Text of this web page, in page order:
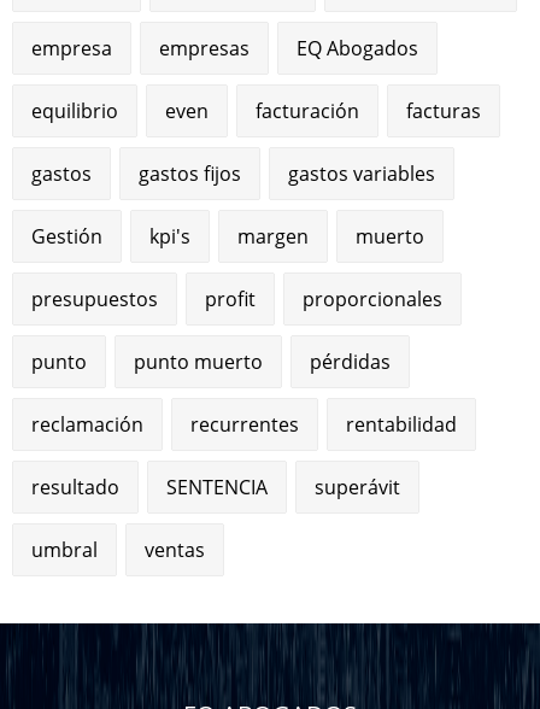
empresa empresas EQ Abogados
equilibrio even facturación facturas
gastos gastos fijos gastos variables
Gestión kpi's margen muerto
presupuestos profit proporcionales
punto punto muerto pérdidas
reclamación recurrentes rentabilidad
resultado SENTENCIA superávit
umbral ventas